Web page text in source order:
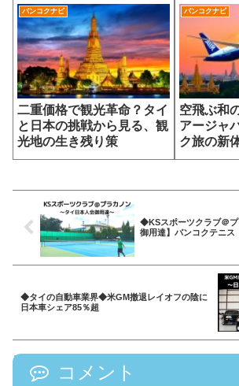
バンコクナビ
二重価格で観光革命？タイ
と日本の挑戦から見る、観
光地の生き残り策
バンコクナビ
空飛ぶ和
アージャ
ク旅の新
◆KSスポーツクラブ＠
御用達】バンコクテニス
◆タイの自動車業界◆米GM撤退レイオフの陰に
日本車シェア85％超
コメント